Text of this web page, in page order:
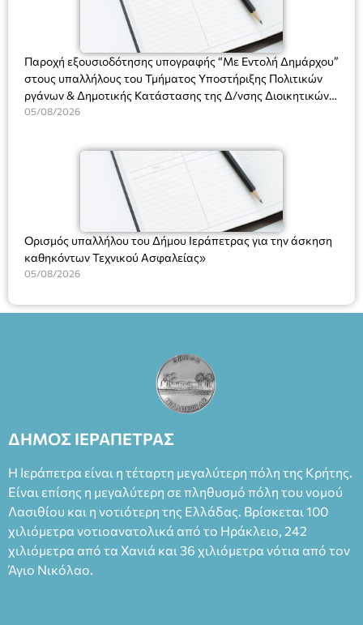
(Είσοδος ΕΠΑ.Λ.) Έναρξη 21:15 Οργάνωση: ΚΝΩΣΟΣ
ΘΕΑΤΡΙΚΕΣ ΠΑΡΑΓΩΓΕΣ ΕΕ
Παροχή εξουσιοδότησης υπογραφής “Με Εντολή Δημάρχου”
στους υπαλλήλους του Τμήματος Υποστήριξης Πολιτικών
ργάνων & Δημοτικής Κατάστασης της Δ/νσης Διοικητικών
Υπηρεσιών για αποφάσεις, πιστοποιητικά, πράξεις και
(Ν. 5314/2026).»
05/08/2026
Ορισμός υπαλλήλου του Δήμου Ιεράπετρας για την άσκηση
καθηκόντων Τεχνικού Ασφαλείας»
05/08/2026
ΔΗΜΟΣ ΙΕΡΑΠΕΤΡΑΣ
Η Ιεράπετρα είναι η τέταρτη μεγαλύτερη πόλη της Κρήτης.
Είναι επίσης η μεγαλύτερη σε πληθυσμό πόλη του νομού
Λασιθίου και η νοτιότερη της Ελλάδας. Βρίσκεται 100
χιλιόμετρα νοτιοανατολικά από το Ηράκλειο, 242
χιλιόμετρα από τα Χανιά και 36 χιλιόμετρα νότια από τον
Άγιο Νικόλαο.